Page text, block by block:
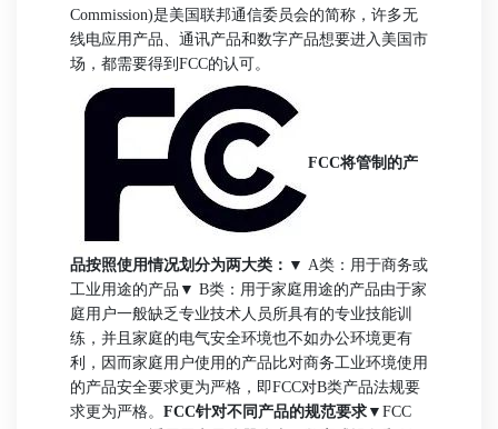
Commission)是美国联邦通信委员会的简称，许多无
线电应用产品、通讯产品和数字产品想要进入美国市
场，都需要得到FCC的认可。
FCC将管制的产
品按照使用情况划分为两大类： ▼ A类：用于商务或
工业用途的产品 ▼ B类：用于家庭用途的产品由于家
庭用户一般缺乏专业技术人员所具有的专业技能训
练，并且家庭的电气安全环境也不如办公环境更有
利，因而家庭用户使用的产品比对商务工业环境使用
的产品安全要求更为严格，即FCC对B类产品法规要
求更为严格。 FCC针对不同产品的规范要求 ▼FCC